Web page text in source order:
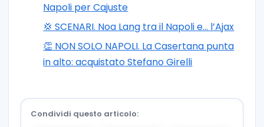
Napoli per Cajuste
💢 SCENARI. Noa Lang tra il Napoli e… l’Ajax
👏 NON SOLO NAPOLI. La Casertana punta
in alto: acquistato Stefano Girelli
Condividi questo articolo: